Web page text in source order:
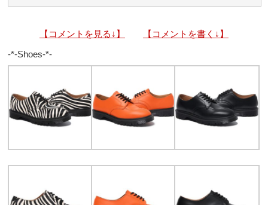
【コメントを見る↓】
【コメントを書く↓】
-*-Shoes-*-